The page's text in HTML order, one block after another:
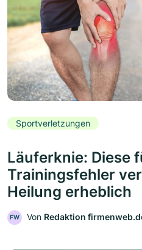
Sportverletzungen
Läuferknie: Diese
Trainingsfehler
Heilung erheblich
FW Von Redaktion